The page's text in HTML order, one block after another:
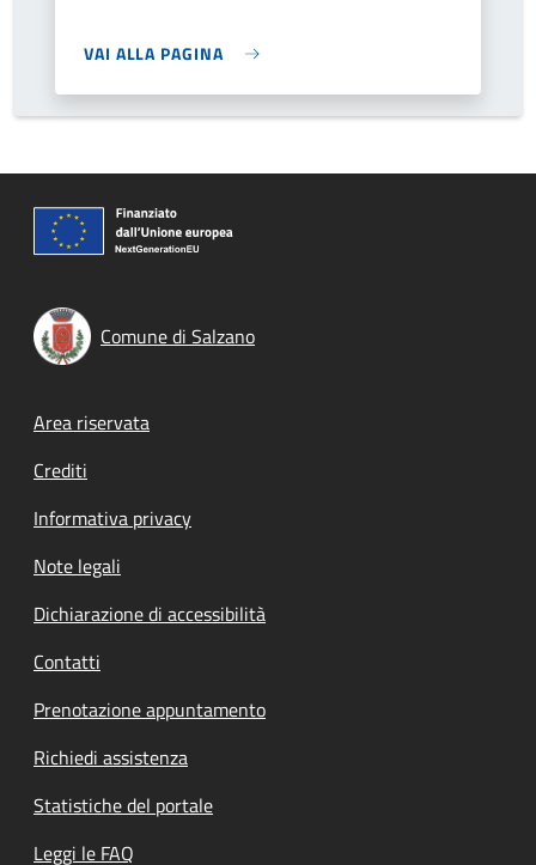
VAI ALLA PAGINA
Comune di Salzano
Footer menu
Area riservata
Crediti
Informativa privacy
Note legali
Dichiarazione di accessibilità
Contatti
Prenotazione appuntamento
Richiedi assistenza
Statistiche del portale
Leggi le FAQ